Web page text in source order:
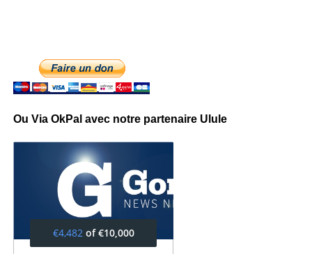
Ou Via OkPal avec notre partenaire Ulule